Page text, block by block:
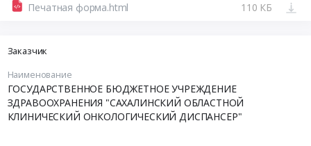
Печатная форма.html
110 КБ
Заказчик
Наименование
ГОСУДАРСТВЕННОЕ БЮДЖЕТНОЕ УЧРЕЖДЕНИЕ
ЗДРАВООХРАНЕНИЯ "САХАЛИНСКИЙ ОБЛАСТНОЙ
КЛИНИЧЕСКИЙ ОНКОЛОГИЧЕСКИЙ ДИСПАНСЕР"